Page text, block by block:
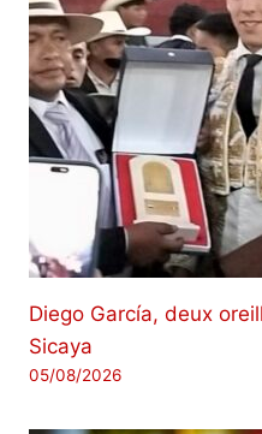
Diego García, deux
Sicaya
05/08/2026